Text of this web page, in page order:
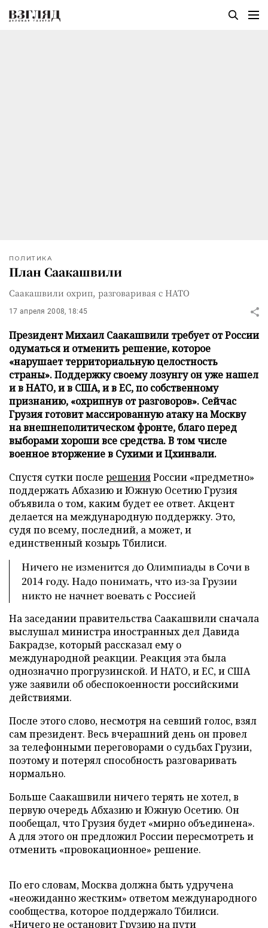
ПОЛИТИКА
План Саакашвили
Саакашвили охрип, разговаривая с НАТО
17 апреля 2008, 18:45
Президент Михаил Саакашвили требует от России
одуматься и отменить решение, которое
«нарушает территориальную целостность
страны». Поддержку своему лозунгу он уже нашел
и в НАТО, и в США, и в ЕС, по собственному
признанию, «охрипнув от разговоров». Сейчас
Грузия готовит массированную атаку на Москву
на внешнеполитическом фронте, благо перед
выборами хороши все средства. В том числе
военное вторжение в Сухими и Цхинвали.
Спустя сутки после решенияРоссии «предметно»
поддержать Абхазию и Южную Осетию Грузия
объявила о том, каким будет ее ответ. Акцент
делается на международную поддержку. Это,
судя по всему, последний, а может, и
единственный козырь Тбилиси.
Ничего не изменится до Олимпиады в Сочи в
2014 году. Надо понимать, что из-за Грузии
никто не начнет воевать с Россией
На заседании правительства Саакашвили сначала
выслушал министра иностранных дел Давида
Бакрадзе, который рассказал ему о
международной реакции. Реакция эта была
однозначно прогрузинской. И НАТО, и ЕС, и США
уже заявили об обеспокоенности российскими
действиями.
После этого слово, несмотря на севший голос, взял
сам президент. Весь вчерашний день он провел
за телефонными переговорами о судьбах Грузии,
поэтому и потерял способность разговаривать
нормально.
Больше Саакашвили ничего терять не хотел, в
первую очередь Абхазию и Южную Осетию. Он
пообещал, что Грузия будет «мирно объединена».
А для этого он предложил России пересмотреть и
отменить «провокационное» решение.
По его словам, Москва должна быть удручена
«неожиданно жестким» ответом международного
сообщества, которое поддержало Тбилиси.
«Ничего не остановит Грузию на пути